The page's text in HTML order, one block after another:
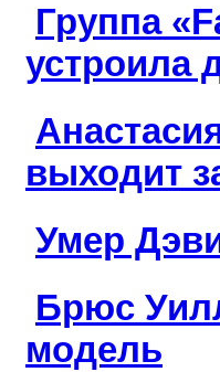
Группа
устроила
выходит
Умер
Брюс
модель